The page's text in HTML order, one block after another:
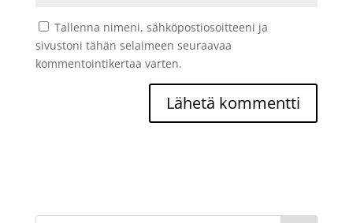
Tallenna nimeni, sähköpostiosoitteeni ja
sivustoni tähän selaimeen seuraavaa
kommentointikertaa varten.